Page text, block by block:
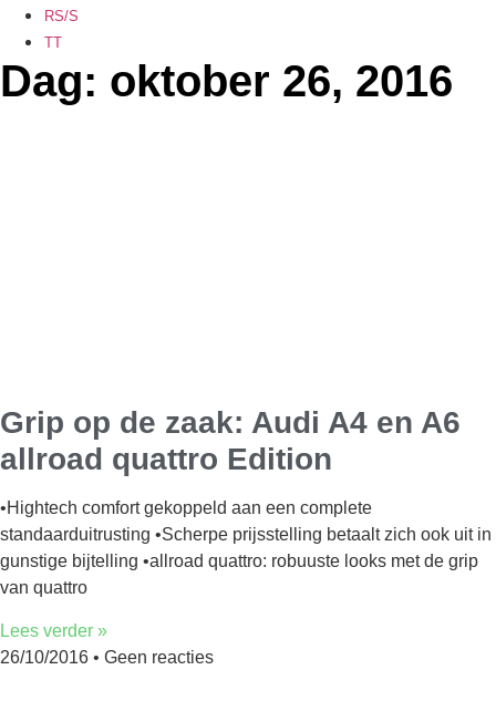
RS/S
TT
Dag: oktober 26, 2016
Grip op de zaak: Audi A4 en A6
allroad quattro Edition
•Hightech comfort gekoppeld aan een complete
standaarduitrusting •Scherpe prijsstelling betaalt zich ook uit in
gunstige bijtelling •allroad quattro: robuuste looks met de grip
van quattro
Lees verder »
26/10/2016
Geen reacties